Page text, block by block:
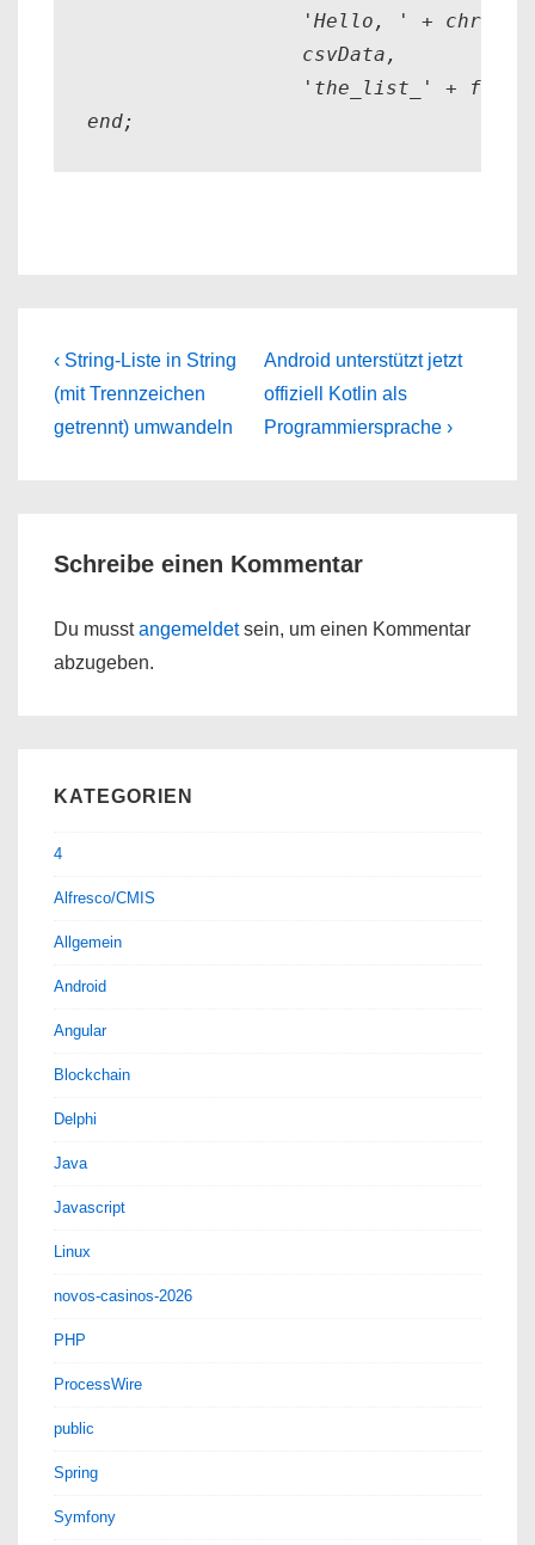
'Hello, ' +
                  csvData,
'the_list_' +
end;
Beitragsnavigation
Previous
Post
is
‹ String-Liste in String
(mit Trennzeichen
getrennt) umwandeln
Next
Post
is
Android unterstützt jetzt
offiziell Kotlin als
Programmiersprache ›
Schreibe einen Kommentar
Du musstangemeldetsein, um einen Kommentar
abzugeben.
KATEGORIEN
4
Alfresco/CMIS
Allgemein
Android
Angular
Blockchain
Delphi
Java
Javascript
Linux
novos-casinos-2026
PHP
ProcessWire
public
Spring
Symfony